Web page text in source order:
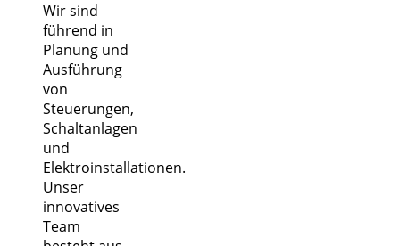
Wir sind
führend in
Planung und
Ausführung
von
Steuerungen,
Schaltanlagen
und
Elektroinstallationen.
Unser
innovatives
Team